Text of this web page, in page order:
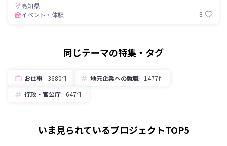
高知県
イベント・体験
8
同じテーマの特集・タグ
お仕事 3680件 地元企業への就職
1477件
行政・官公庁
647件
いま見られているプロジェクトTOP5